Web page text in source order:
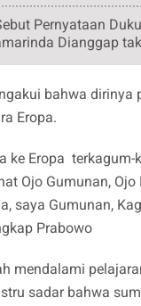
Pernyataan
Dianggap
bahwa dirinya
Eropa.
ke Eropa terkagum-
Ojo Gumunan, Ojo
saya Gumunan,
Prabowo
mendalami
sadar bahwa